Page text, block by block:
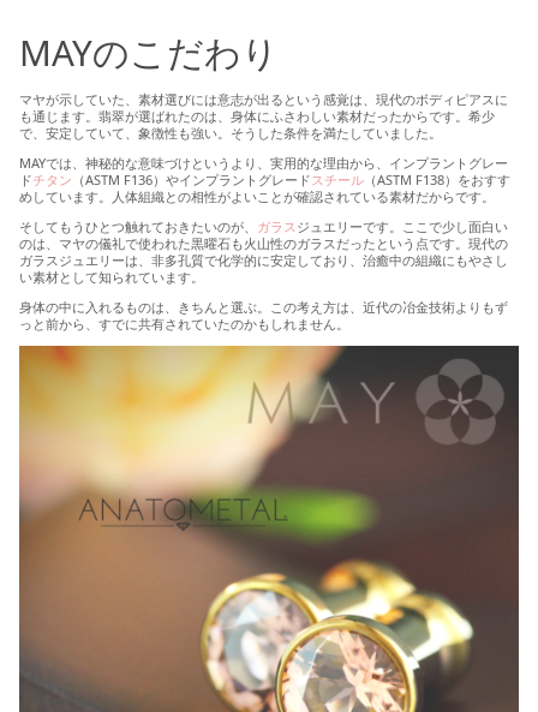
MAYのこだわり
マヤが示していた、素材選びには意志が出るという感覚は、現代のボディピアスに
も通じます。翡翠が選ばれたのは、身体にふさわしい素材だったからです。希少
で、安定していて、象徴性も強い。そうした条件を満たしていました。
MAYでは、神秘的な意味づけというより、実用的な理由から、インプラントグレー
ドチタン （ASTM F136）やインプラントグレード スチール （ASTM F138）をおすす
めしています。人体組織との相性がよいことが確認されている素材だからです。
そしてもうひとつ触れておきたいのが、 ガラス ジュエリーです。ここで少し面白い
のは、マヤの儀礼で使われた黒曜石も火山性のガラスだったという点です。現代の
ガラスジュエリーは、非多孔質で化学的に安定しており、治癒中の組織にもやさし
い素材として知られています。
身体の中に入れるものは、きちんと選ぶ。この考え方は、近代の冶金技術よりもず
っと前から、すでに共有されていたのかもしれません。